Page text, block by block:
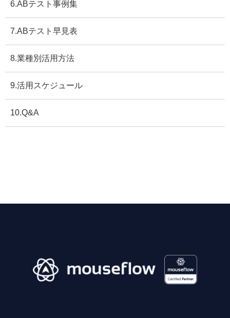
6.ABテスト事例集
7.ABテスト早見表
8.業種別活用方法
9.活用スケジュール
10.Q&A